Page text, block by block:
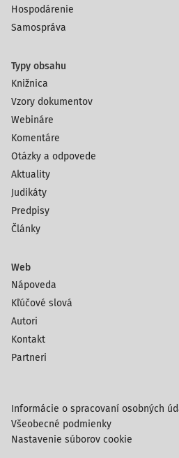
Hospodárenie
Samospráva
Typy obsahu
Knižnica
Vzory dokumentov
Webináre
Komentáre
Otázky a odpovede
Aktuality
Judikáty
Predpisy
Články
Web
Nápoveda
Kľúčové slová
Autori
Kontakt
Partneri
Informácie o spracovaní osobných
Všeobecné podmienky
Nastavenie súborov cookie